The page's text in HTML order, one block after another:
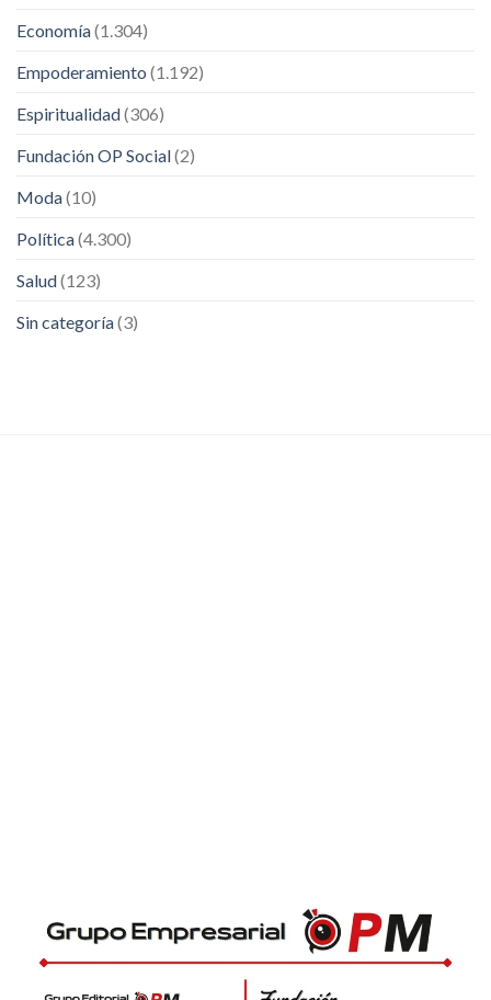
Economía(1.304)
Empoderamiento (1.192)
Espiritualidad(306)
Fundación OP Social(2)
Moda(10)
Política(4.300)
Salud(123)
Sin categoría(3)